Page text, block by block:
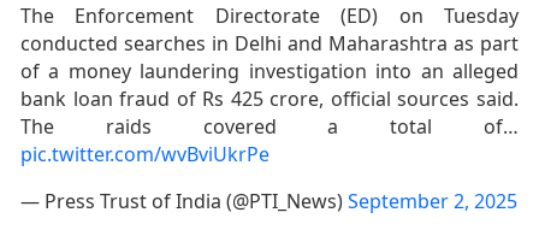
The Enforcement Directorate (ED) on Tuesday
conducted searches in Delhi and Maharashtra as part
of a money laundering investigation into an alleged
bank loan fraud of Rs 425 crore, official sources said.
The raids covered a total of…
pic.twitter.com/wvBviUkrPe
— Press Trust of India (@PTI_News)September 2, 2025